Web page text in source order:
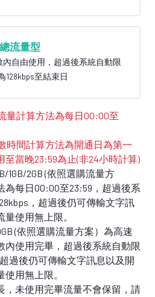
總流量型
自由使用，超過後系統自動限
128kbps至結束日
量計算方法為每日00:00至
時間計算方法為開通日為第一
至當晚23:59為止(非24小時計算)
1GB/2GB (依照選購流量方
為每日00:00至23:59，超過後系
，超過後仍可傳輸文字訊
使用無上限。
(依照選購流量方案）為高速
內使用完畢，超過後系統自動限
過後仍可傳輸文字訊息以及開
用無上限。
，未使用完畢流量不會保留，請